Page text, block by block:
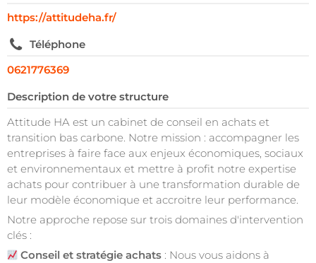
https://attitudeha.fr/
Téléphone
0621776369
Description de votre structure
Attitude HA est un cabinet de conseil en achats et
transition bas carbone. Notre mission : accompagner les
entreprises à faire face aux enjeux économiques, sociaux
et environnementaux et mettre à profit notre expertise
achats pour contribuer à une transformation durable de
leur modèle économique et accroitre leur performance.
Notre approche repose sur trois domaines d'intervention
clés :
Conseil et stratégie achats : Nous vous aidons à